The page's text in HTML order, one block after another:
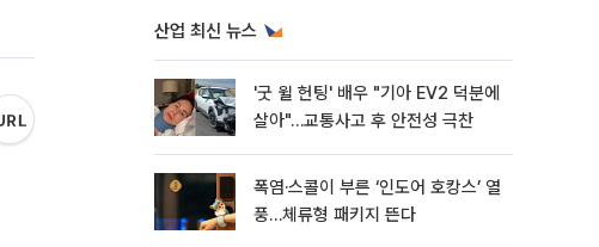
산업 최신 뉴스
'굿 윌 헌팅' 배우 "기아 EV2 덕분에
살아"…교통사고 후 안전성 극찬
폭염·스콜이 부른 ‘인도어 호캉스’ 열
풍…체류형 패키지 뜬다